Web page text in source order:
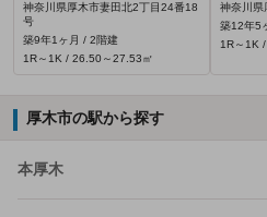
神奈川県厚木市妻田北2丁目24番18
号
築9年1ヶ月 / 2階建
1R～1K / 26.50～27.53㎡
神奈川県
築12年5
1R～1K
厚木市の駅から探す
本厚木